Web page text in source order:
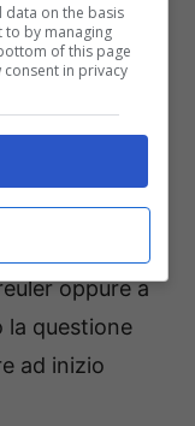
,
piccolo calo
sembra più
di San Siro.
oppure a
la questione
ad inizio
data on the basis
to by managing
of this page
in privacy